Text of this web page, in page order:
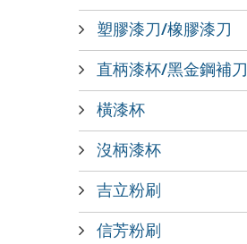
塑膠漆刀/橡膠漆刀
直柄漆杯/黑金鋼補刀
橫漆杯
沒柄漆杯
吉立粉刷
信芳粉刷